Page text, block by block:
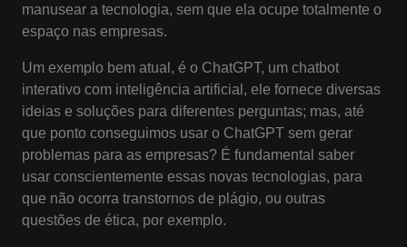
manusear a tecnologia, sem que ela ocupe totalmente o
espaço nas empresas.
Um exemplo bem atual, é o ChatGPT, um chatbot
interativo com inteligência artificial, ele fornece diversas
ideias e soluções para diferentes perguntas; mas, até
que ponto conseguimos usar o ChatGPT sem gerar
problemas para as empresas? É fundamental saber
usar conscientemente essas novas tecnologias, para
que não ocorra transtornos de plágio, ou outras
questões de ética, por exemplo.